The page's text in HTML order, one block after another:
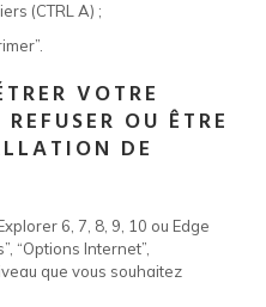
(CTRL A) ;
VOTRE
OU ÊTRE
DE
6, 7, 8, 9, 10 ou Edge
“Options Internet”,
que vous souhaitez